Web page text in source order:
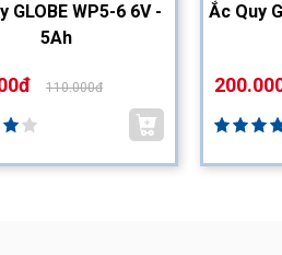
GLOBE WP5-6 6V -
5Ah
110.000đ
Ắc Quy